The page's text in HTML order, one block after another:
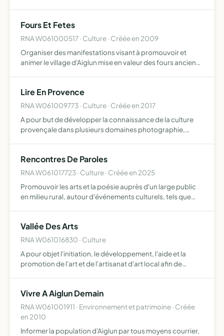
Fours Et Fetes
RNA W061000517 · Culture · Créée en 2009
Organiser des manifestations visant à promouvoir et
animer le village d'Aiglun mise en valeur des fours anciens
concou…
Lire En Provence
RNA W061009773 · Culture · Créée en 2017
A pour but de développer la connaissance de la culture
provençale dans plusieurs domaines photographie,
Rencontres De Paroles
RNA W061017723 · Culture · Créée en 2025
Promouvoir les arts et la poésie auprès d'un large public
en milieu rural, autour d'événements culturels, tels que
Vallée Des Arts
RNA W061016830 · Culture
A pour objet l'initiation, le développement, l'aide et la
promotion de l'art et de l'artisanat d'art local afin de
Vivre A Aiglun Demain
RNA W061001911 · Environnement et patrimoine · Créée
en 2010
Informer la population d'Aiglun par tous moyens courrier,